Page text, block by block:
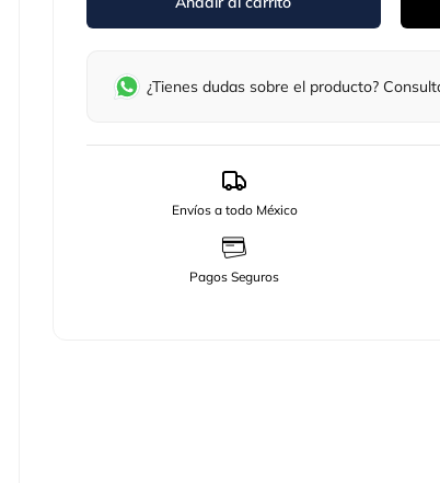
¿Tienes dudas sobre el producto?
Envíos a todo México
Pagos Seguros